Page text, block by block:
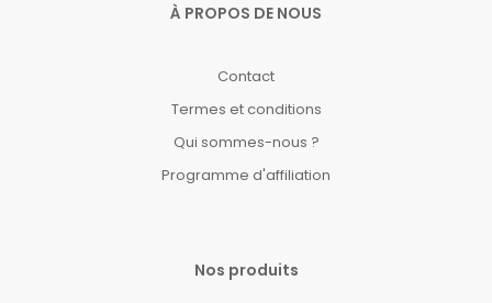
À PROPOS DE NOUS
Contact
Termes et conditions
Qui sommes-nous ?
Programme d'affiliation
Nos produits